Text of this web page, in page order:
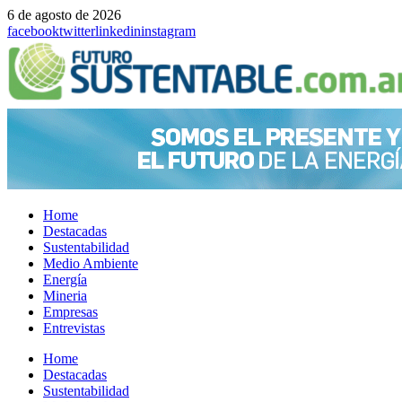
6 de agosto de 2026
facebooktwitterlinkedininstagram
Home
Destacadas
Sustentabilidad
Medio Ambiente
Energía
Mineria
Empresas
Entrevistas
Menu
Home
Destacadas
Sustentabilidad